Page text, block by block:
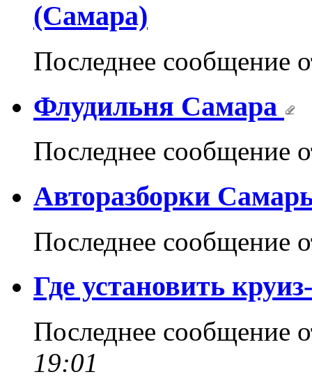
(Самара)
Последнее сообщение
Флудильня Самара
Последнее сообщение
Авторазборки
Последнее сообщение
Где установить
Последнее сообщение
19:01